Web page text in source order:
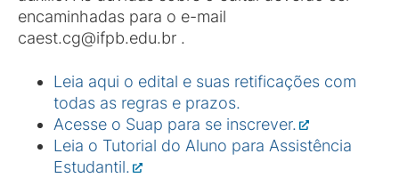
encaminhadas para o e-mail
caest.cg@ifpb.edu.br .
Leia aqui o edital e suas retificações com
todas as regras e prazos.
Acesse o Suap para se inscrever.
Leia o Tutorial do Aluno para Assistência
Estudantil.